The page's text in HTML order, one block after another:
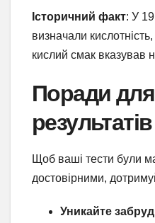
Історичний факт: У
визначали
кислий смак вказував
Поради
результатів
Щоб ваші тести були
достовірними,
Уникайте